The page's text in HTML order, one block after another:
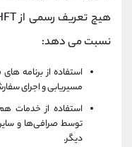
نسبت می دهد:
استفاده از برنامه
مسیریابی و اجرای
استفاده از خدمات
توسط صرافی‌ها و
دیگر.